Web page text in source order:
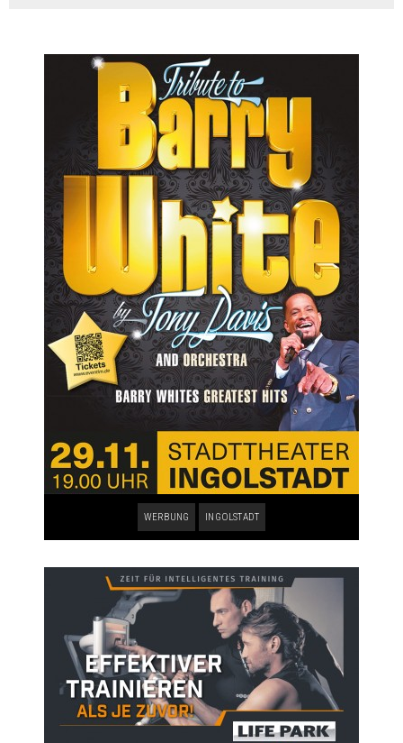
WERBUNG INGOLSTADT